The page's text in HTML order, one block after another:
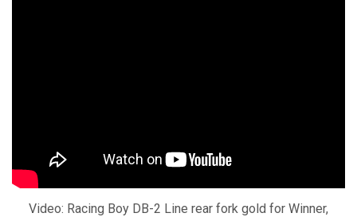
Video: Racing Boy DB-2 Line rear fork gold for Winner,